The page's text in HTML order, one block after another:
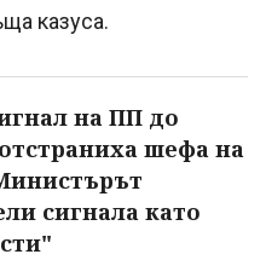
казуса.
на ПП до
шефа на
сигнала като